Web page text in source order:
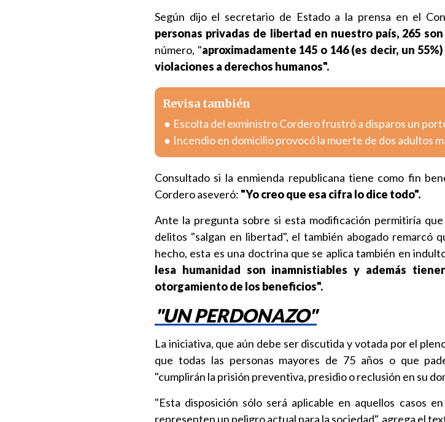
Según dijo el secretario de Estado a la prensa en el
personas privadas de libertad en nuestro país, 265
número, "aproximadamente 145 o 146 (es decir, un
violaciones a derechos humanos".
Revisa también
Escolta del exministro Cordero frustró a disparos un
Incendio en domicilio provocó la muerte de dos adultos
Consultado si la enmienda republicana tiene como fin
Cordero aseveró: "Yo creo que esa cifra lo dice todo".
Ante la pregunta sobre si esta modificación permitiría
delitos "salgan en libertad", el también abogado remarcó
hecho, esta es una doctrina que se aplica también en
lesa humanidad son inamnistiables y además
otorgamiento de los beneficios".
"UN PERDONAZO"
La iniciativa, que aún debe ser discutida y votada por el
que todas las personas mayores de 75 años o que
"cumplirán la prisión preventiva, presidio o reclusión en su
"Esta disposición sólo será aplicable en aquellos casos
representen un peligro actual para la sociedad", agrega el